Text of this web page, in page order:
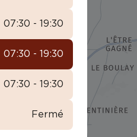
07:30 - 19:30
07:30 - 19:30
07:30 - 19:30
Fermé